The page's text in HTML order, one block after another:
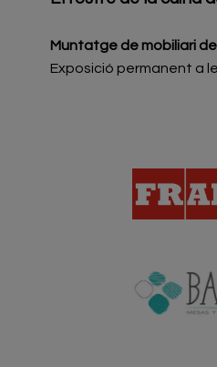
Muntatge de mobiliari
Exposició permanent a